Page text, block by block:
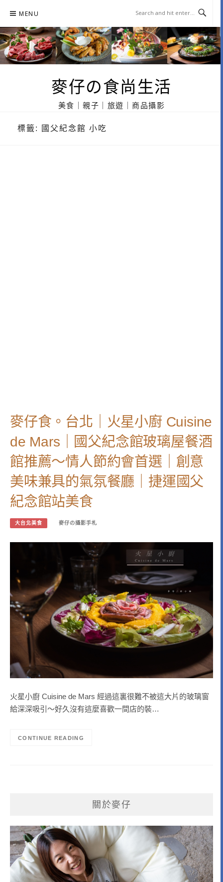
content
MENU
麥仔の食尚生活
美食｜親子｜旅遊｜商品攝影
標籤: 國父紀念館 小吃
麥仔食。台北｜火星小廚 Cuisine
de Mars｜國父紀念館玻璃屋餐酒
館推薦～情人節約會首選｜創意
美味兼具的氣氛餐廳｜捷運國父
紀念館站美食
大台北美食 麥仔の攝影手札
火星小廚 Cuisine de Mars 經過這裏很難不被這大片的玻璃窗
給深深吸引～好久沒有這麼喜歡一間店的裝…
CONTINUE READING
關於麥仔